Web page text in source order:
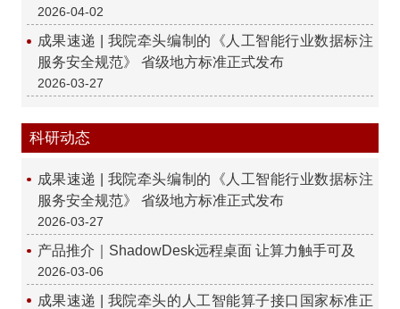
2026-04-02
成果速递 | 我院牵头编制的《人工智能行业数据标注
服务安全规范》 省级地方标准正式发布
2026-03-27
科研动态
成果速递 | 我院牵头编制的《人工智能行业数据标注
服务安全规范》 省级地方标准正式发布
2026-03-27
产品推介｜ShadowDesk远程桌面 让算力触手可及
2026-03-06
成果速递 | 我院牵头的人工智能算子接口国家标准正